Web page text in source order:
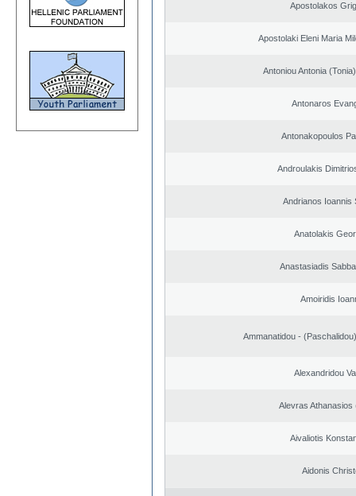
Apostolakos
Apostolaki Eleni Maria
Antoniou Antonia
Antonaros
Antonakopoulos
Androulakis
Andrianos Ioannis
Anatolakis
Anastasiadis
Amoiridis
Ammanatidou -
Alexandridou
Alevras Athanasios
Aivaliotis
Aidonis